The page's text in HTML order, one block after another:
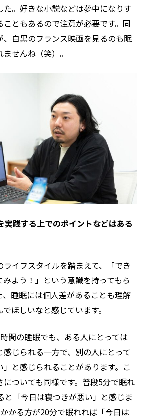
た。好きな小説などは夢中になりす
こともあるので注意が必要です。同
、白黒のフランス映画を見るのも眠
せんね（笑）。
践する上でのポイントなどはある
ライフスタイルを踏まえて、「でき
みよう！」という意識を持ってもら
、睡眠には個人差があることも理解
ほしいなと感じています。
間の睡眠でも、ある人にとっては
感じられる一方で、別の人にとって
」と感じられることがあります。こ
についても同様です。普段5分で眠れ
と「今日は寝つきが悪い」と感じま
かる方が20分で眠れれば「今日は